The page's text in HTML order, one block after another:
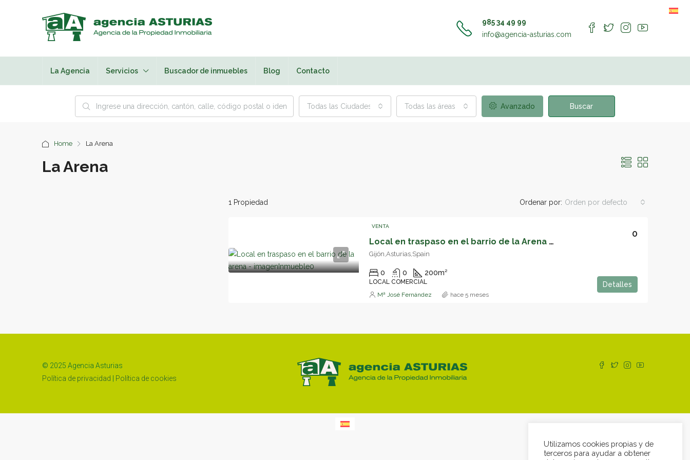
985 34 49 99
info@agencia-asturias.com
La Agencia Servicios Buscador de inmuebles Blog Contacto
Todas las Ciudades Todas las áreas Avanzado Buscar
Home La Arena
La Arena
1 Propiedad Ordenar por: Orden por defecto
VENTA
Local en traspaso en el barrio de la Arena – 05070
0
Gijón,Asturias,Spain
0 0 200m²
LOCAL COMERCIAL Detalles
Mª José Fernández hace 5 meses
© 2025 Agencia Asturias
Política de privacidad
Política de cookies
Utilizamos cookies propias y de
terceros para ayudar a obtener